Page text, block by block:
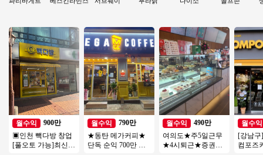
월수익
900만
▣인천 빽다방 창업
[풀오토 가능]최신
월수익
790만
★동탄 메가커피★
단독 순익 700만 외
월수익
490만
여의도★주5일근무
★4시퇴근★증권가
월수익
[강남
컴포즈